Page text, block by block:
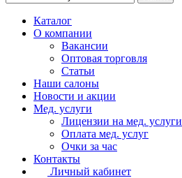
Каталог
О компании
Вакансии
Оптовая торговля
Статьи
Наши салоны
Новости и акции
Мед. услуги
Лицензии на мед. услуги
Оплата мед. услуг
Очки за час
Контакты
Личный кабинет